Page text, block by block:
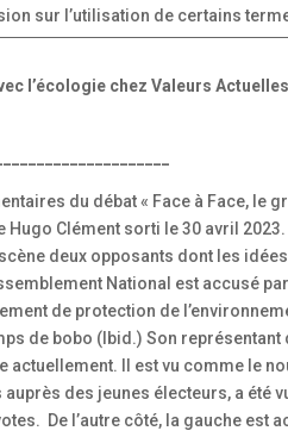
sur l’utilisation de certains
l’écologie chez Valeurs
du débat « Face à Face, le
Clément sorti le 30 avril
deux opposants dont les
National est accusé
de protection de
de bobo (Ibid.) Son
actuellement. Il est vu comme le
des jeunes électeurs, a
De l’autre côté, la gauche est